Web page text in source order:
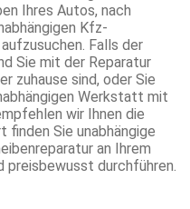
Ihres Autos, nach
Kfz-
Falls der
Sie mit der Reparatur
zuhause sind, oder Sie
Werkstatt mit
wir Ihnen die
finden Sie unabhängige
an Ihrem
preisbewusst durchführen.